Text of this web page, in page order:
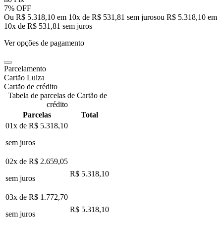
7% OFF
Ou R$ 5.318,10 em 10x de R$ 531,81 sem jurosou R$ 5.318,10 em
10x de R$ 531,81 sem juros
Ver opções de pagamento
Parcelamento
Cartão Luiza
Cartão de crédito
Tabela de parcelas de Cartão de
crédito
Parcelas
Total
01x de R$ 5.318,10
sem juros
02x de R$ 2.659,05
sem juros
R$ 5.318,10
03x de R$ 1.772,70
sem juros
R$ 5.318,10